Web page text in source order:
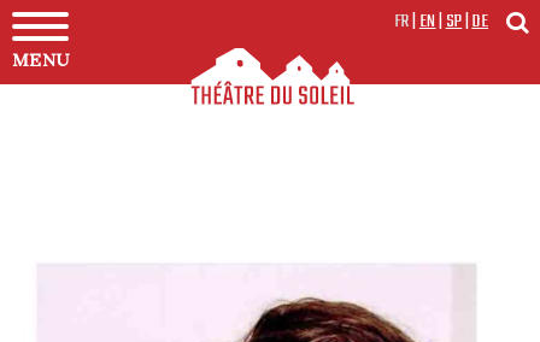
MENU
FR|EN|SP|DE